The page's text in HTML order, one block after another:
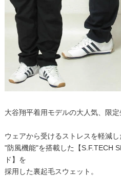
大谷翔平着用モデルの大人気、限
ウェアから受けるストレスを軽減
"防風機能"を搭載した【S.F.TECH
ド】を
採用した裏起毛スウェット。